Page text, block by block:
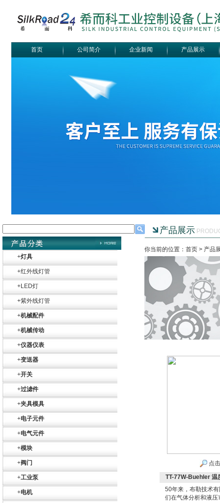
首页 公司简介 企业新闻 产品展示
+灯具
+红外线灯管
+LED灯
+紫外线灯管
+机械配件
+机械传动
+仪器仪表
+变送器
+开关
+过滤件
+夹具模具
+电子元件
+电气元件
+模块
+阀门
+工业泵
+电机
产品展示
你当前的位置：首页 > 产品
点
TT-77W-Buehler 温
50年来，布勒技术
们在气体分析和液